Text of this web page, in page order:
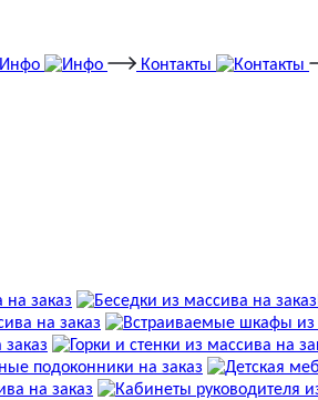
Инфо Контакты
на заказ
на заказ
подоконники на заказ
на заказ